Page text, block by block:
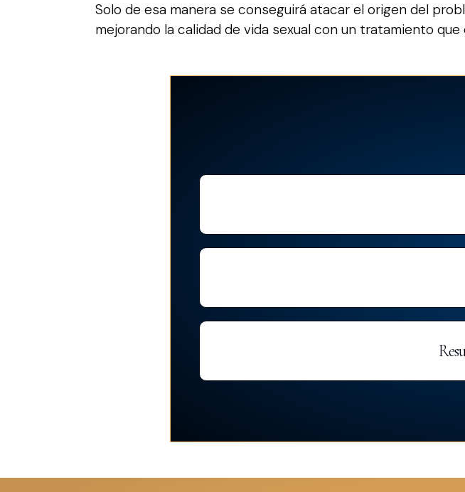
Solo de esa manera se conseguirá atacar el origen del
mejorando la calidad de vida sexual con un tratamiento